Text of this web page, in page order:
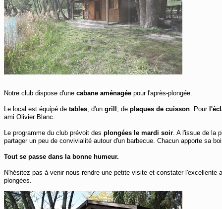
Notre club dispose d'unecabane aménagée pour l'après-plongée.
Le local est équipé detables , d'ungrill , deplaques de cuisson . Pour
ami Olivier Blanc.
Le programme du club prévoit des plongées le mardi soir . A l'issue de la
partager un peu de convivialité autour d'un barbecue. Chacun apporte sa
Tout se passe dans la bonne humeur.
N'hésitez pas à venir nous rendre une petite visite et constater l'excellente
plongées.